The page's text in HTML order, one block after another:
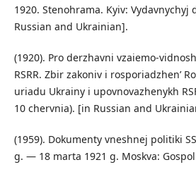
1920. Stenohrama. Kyiv: Vydavnychyj
Russian and Ukrainian].
(1920). Pro derzhavni vzaiemo-
RSRR. Zbir zakoniv i rosporiadzhen’
uriadu Ukrainy i upovnovazhenykh
10 chervnia). [in Russian and
(1959). Dokumenty vneshnej politiki
g. — 18 marta 1921 g. Moskva: